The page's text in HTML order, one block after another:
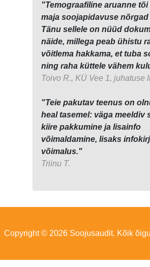
"Temograafiline aruanne tõi
maja soojapidavuse nõrgad
Tänu sellele on nüüd
näide, millega peab ühistu
võitlema hakkama, et tuba
ning raha küttele vähem
Toivo R., KÜ Vee 1, juhatuse
"Teie pakutav teenus on
heal tasemel: väga meeldiv
kiire pakkumine ja lisainfo
võimaldamine, lisaks
võimalus."
Triinu T.
Copyright © 2026 Soojusaudit. Kõik